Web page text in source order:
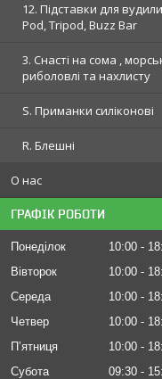
12. Підставки для
Pod, Tripod, Buzz Bar
3. Снасті на сома ,
риболовлі та нахлисту
S. Приманки силіконові
R. Блешні
О нас
ГРАФІК РОБОТИ
Понеділок 10:00
Вівторок
10:00
Середа
10:00
Четвер
10:00
Пʼятниця
10:00
Субота
09:30